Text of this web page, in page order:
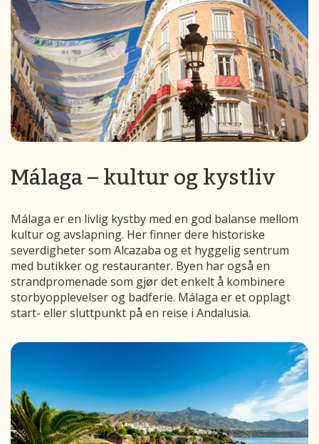
Málaga – kultur og kystliv
Málaga er en livlig kystby med en god balanse mellom
kultur og avslapning. Her finner dere historiske
severdigheter som Alcazaba og et hyggelig sentrum
med butikker og restauranter. Byen har også en
strandpromenade som gjør det enkelt å kombinere
storbyopplevelser og badferie. Málaga er et opplagt
start- eller sluttpunkt på en reise i Andalusia.